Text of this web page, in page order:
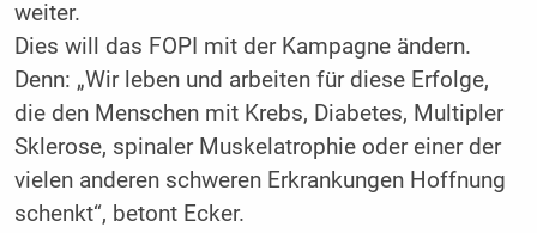
weiter.
Dies will das FOPI mit der Kampagne ändern.
Denn: „Wir leben und arbeiten für diese Erfolge,
die den Menschen mit Krebs, Diabetes, Multipler
Sklerose, spinaler Muskelatrophie oder einer der
vielen anderen schweren Erkrankungen Hoffnung
schenkt“, betont Ecker.